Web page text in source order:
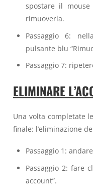
spostare il
rimuoverla.
Passaggio 6:
pulsante blu
Passaggio 7:
ELIMINARE
Una volta completate
finale: l’eliminazione
Passaggio 1:
Passaggio 2: fare
account”.